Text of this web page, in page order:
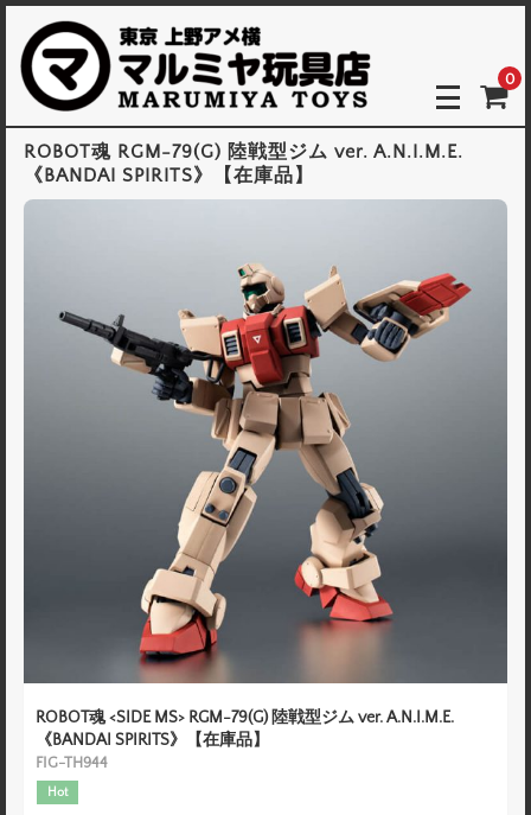
0
ROBOT魂 RGM-79(G) 陸戦型ジム ver. A.N.I.M.E.
《BANDAI SPIRITS》【在庫品】
ROBOT魂 <SIDE MS> RGM-79(G) 陸戦型ジム ver. A.N.I.M.E.
《BANDAI SPIRITS》【在庫品】
FIG-TH944
Hot